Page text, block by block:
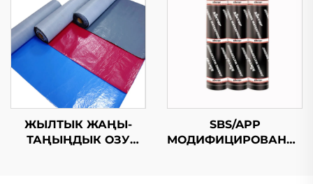
ЖЫЛТЫК ЖАҢЫ-
ТАҢЫҢДЫК ОЗУ
SBS/APP